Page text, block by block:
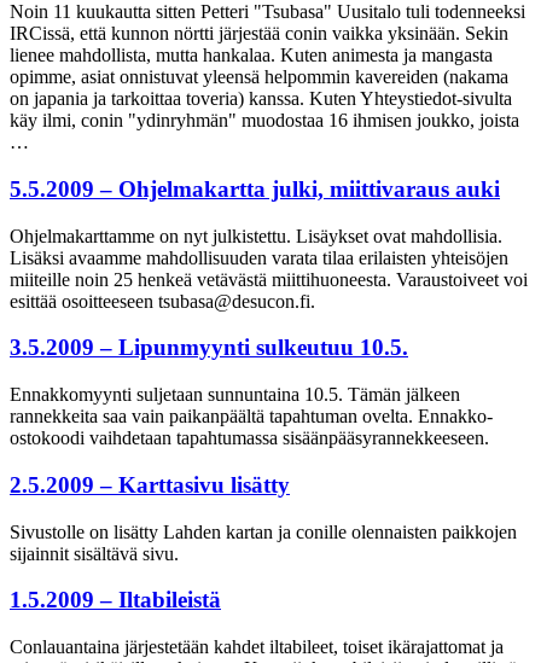
Noin 11 kuukautta sitten Petteri "Tsubasa" Uusitalo tuli todenneeksi
IRCissä, että kunnon nörtti järjestää conin vaikka yksinään. Sekin
lienee mahdollista, mutta hankalaa. Kuten animesta ja mangasta
opimme, asiat onnistuvat yleensä helpommin kavereiden (nakama
on japania ja tarkoittaa toveria) kanssa. Kuten Yhteystiedot-sivulta
käy ilmi, conin "ydinryhmän" muodostaa 16 ihmisen joukko, joista
…
5.5.2009 – Ohjelmakartta julki, miittivaraus auki
Ohjelmakarttamme on nyt julkistettu. Lisäykset ovat mahdollisia.
Lisäksi avaamme mahdollisuuden varata tilaa erilaisten yhteisöjen
miiteille noin 25 henkeä vetävästä miittihuoneesta. Varaustoiveet voi
esittää osoitteeseen tsubasa@desucon.fi.
3.5.2009 – Lipunmyynti sulkeutuu 10.5.
Ennakkomyynti suljetaan sunnuntaina 10.5. Tämän jälkeen
rannekkeita saa vain paikanpäältä tapahtuman ovelta. Ennakko-
ostokoodi vaihdetaan tapahtumassa sisäänpääsyrannekkeeseen.
2.5.2009 – Karttasivu lisätty
Sivustolle on lisätty Lahden kartan ja conille olennaisten paikkojen
sijainnit sisältävä sivu.
1.5.2009 – Iltabileistä
Conlauantaina järjestetään kahdet iltabileet, toiset ikärajattomat ja